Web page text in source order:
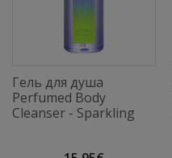
Гель для душа
Perfumed Body
Cleanser - Sparkling